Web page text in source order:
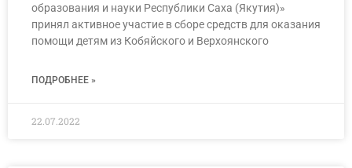
образования и науки Республики Саха (Якутия)»
принял активное участие в сборе средств для оказания
помощи детям из Кобяйского и Верхоянского
ПОДРОБНЕЕ »
22.07.2022